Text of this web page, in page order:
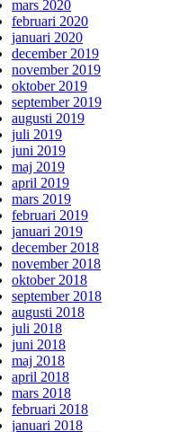
mars 2020
februari 2020
januari 2020
december 2019
november 2019
oktober 2019
september 2019
augusti 2019
juli 2019
juni 2019
maj 2019
april 2019
mars 2019
februari 2019
januari 2019
december 2018
november 2018
oktober 2018
september 2018
augusti 2018
juli 2018
juni 2018
maj 2018
april 2018
mars 2018
februari 2018
januari 2018